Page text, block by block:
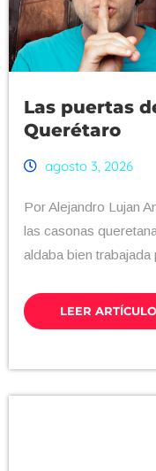
Las puertas
Querétaro
agosto 3, 2026
Por Alejandro Lujan
las casonas
aldaba bien
LEER ARTÍCULO